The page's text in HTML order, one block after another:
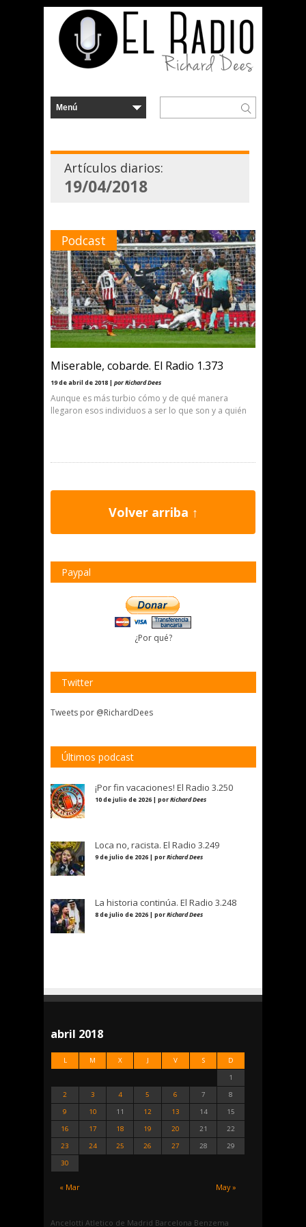
Artículos diarios:
19/04/2018
Podcast
Miserable, cobarde. El Radio 1.373
19 de abril de 2018 | por Richard Dees
Aunque es más turbio cómo y de qué manera
llegaron esos individuos a ser lo que son y a quién
Volver arriba ↑
Paypal
¿Por qué?
Twitter
Tweets por @RichardDees
Últimos podcast
¡Por fin vacaciones! El Radio 3.250
10 de julio de 2026 | porRichard Dees
Loca no, racista. El Radio 3.249
9 de julio de 2026 | porRichard Dees
La historia continúa. El Radio 3.248
8 de julio de 2026 | porRichard Dees
abril 2018
L M X J V S D
« Mar May »
1
2
3 4 5 6 7
8
9
10 11 12 13 14
15
16
17 18 19 20 21
22
23
24 25 26 27 28
29
30
Ancelotti Atletico de Madrid Barcelona Benzema